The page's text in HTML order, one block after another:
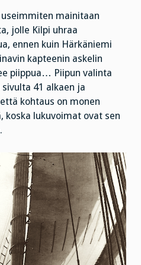
mainitaan
jolle Kilpi uhraa
ennen kuin Härkäniemi
kapteenin askelin
piippua… Piipun valinta
41 alkaen ja
kohtaus on monen
koska lukuvoimat ovat sen